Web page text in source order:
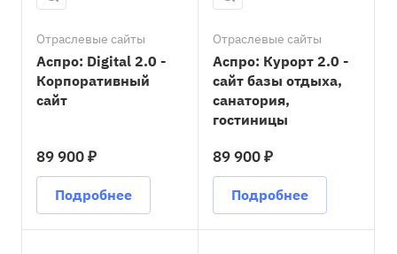
Отраслевые сайты
Аспро: Digital 2.0 -
Корпоративный
сайт
89 900 ₽
Подробнее
Отраслевые сайты
Аспро: Курорт 2.0 -
сайт базы отдыха,
санатория,
гостиницы
89 900 ₽
Подробнее